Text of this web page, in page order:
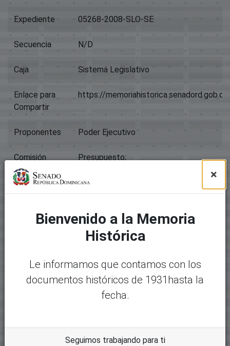
Expediente 05268-2008-SLO-SE
Secuencia N/D
Caja Sistema Legislativo
Enlace para
Compartir
https://
Proponentes Poder Ejecutivo
Comisión Presupuesto;
Título Acta No. 1 Slo-08 (Presupuesto)
Mostrando 1 - 1 de 1
Nombre:
15517-10418 - Acta NO. 1 SLO-
Desc
×
Bienvenido a la Memoria
Histórica
Le informamos que contamos con los
documentos históricos de 1931hasta la
fecha.
Seguimos trabajando para ti